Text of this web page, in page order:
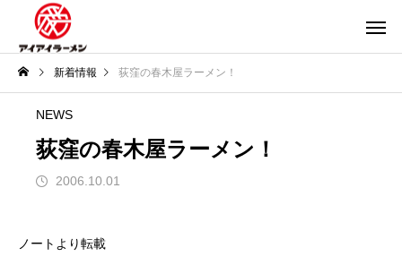
新着情報 荻窪の春木屋ラーメン！
NEWS
荻窪の春木屋ラーメン！
2006.10.01
ノートより転載